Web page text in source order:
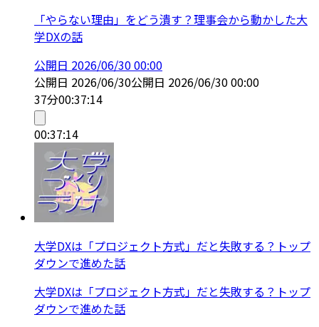
「やらない理由」をどう潰す？理事会から動かした大
学DXの話
公開日 2026/06/30 00:00
公開日 2026/06/30公開日 2026/06/30 00:00
37分00:37:14
00:37:14
大学DXは「プロジェクト方式」だと失敗する？トップ
ダウンで進めた話
大学DXは「プロジェクト方式」だと失敗する？トップ
ダウンで進めた話